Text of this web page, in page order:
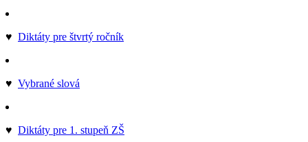
♥ Diktáty pre štvrtý ročník
♥ Vybrané slová
♥ Diktáty pre 1. stupeň ZŠ